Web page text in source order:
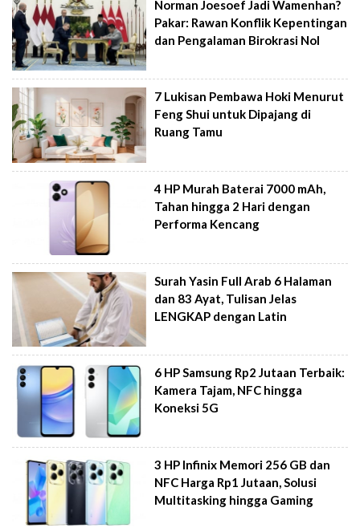
Norman Joesoef Jadi Wamenhan?
Pakar: Rawan Konflik Kepentingan
dan Pengalaman Birokrasi Nol
7 Lukisan Pembawa Hoki Menurut
Feng Shui untuk Dipajang di
Ruang Tamu
4 HP Murah Baterai 7000 mAh,
Tahan hingga 2 Hari dengan
Performa Kencang
Surah Yasin Full Arab 6 Halaman
dan 83 Ayat, Tulisan Jelas
LENGKAP dengan Latin
6 HP Samsung Rp2 Jutaan Terbaik:
Kamera Tajam, NFC hingga
Koneksi 5G
3 HP Infinix Memori 256 GB dan
NFC Harga Rp1 Jutaan, Solusi
Multitasking hingga Gaming